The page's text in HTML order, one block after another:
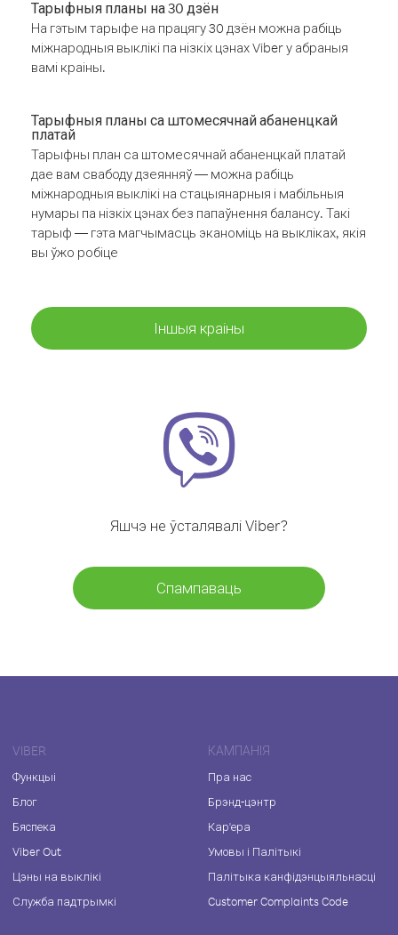
Тарыфныя планы на 30 дзён
На гэтым тарыфе на працягу 30 дзён можна рабіць
міжнародныя выклікі па нізкіх цэнах Viber у абраныя
вамі краіны.
Тарыфныя планы са штомесячнай абаненцкай
платай
Тарыфны план са штомесячнай абаненцкай платай
дае вам свабоду дзеянняў — можна рабіць
міжнародныя выклікі на стацыянарныя і мабільныя
нумары па нізкіх цэнах без папаўнення балансу. Такі
тарыф — гэта магчымасць эканоміць на выкліках, якія
вы ўжо робіце
Іншыя краіны
Яшчэ не ўсталявалі Viber?
Спампаваць
VIBER
Функцыі
Блог
Бяспека
Viber Out
Цэны на выклікі
Служба падтрымкі
КАМПАНІЯ
Пра нас
Брэнд-цэнтр
Кар'ера
Умовы і Палітыкі
Палітыка канфідэнцыяльнасці
Customer Complaints Code